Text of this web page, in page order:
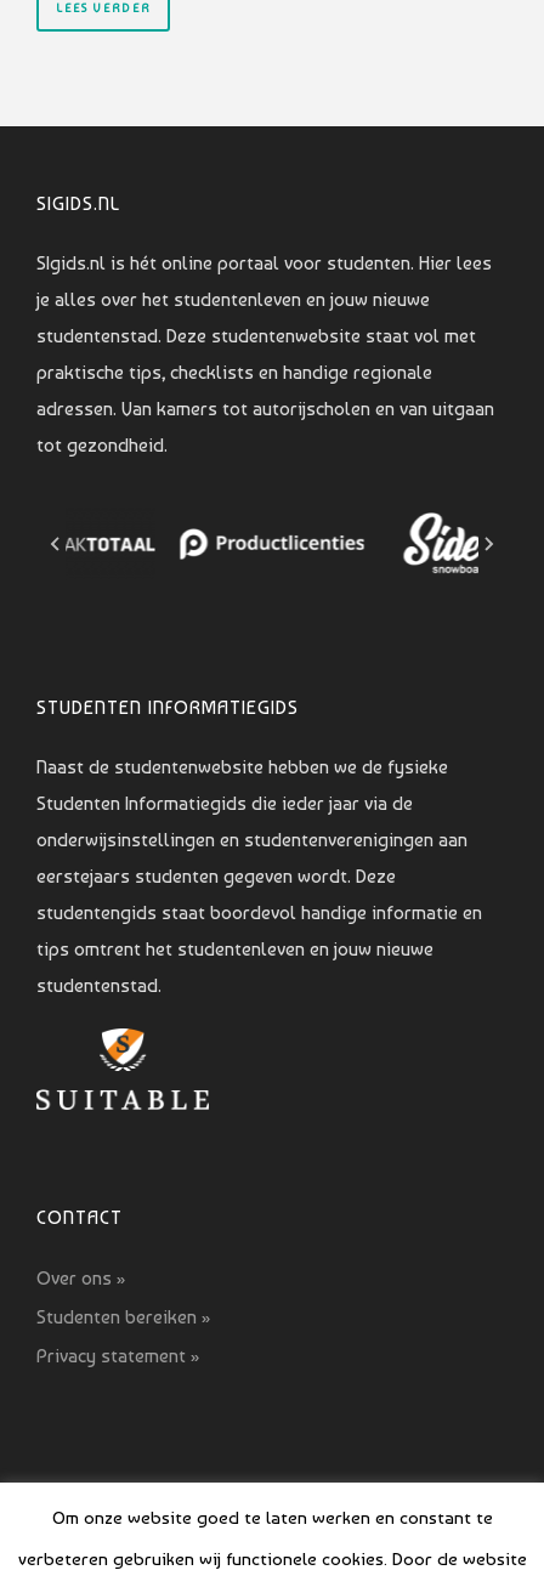
LEES VERDER
SIGIDS.NL
SIgids.nl is hét online portaal voor studenten. Hier lees
je alles over het studentenleven en jouw nieuwe
studentenstad. Deze studentenwebsite staat vol met
praktische tips, checklists en handige regionale
adressen. Van kamers tot autorijscholen en van uitgaan
tot gezondheid.
STUDENTEN INFORMATIEGIDS
Naast de studentenwebsite hebben we de fysieke
Studenten Informatiegids die ieder jaar via de
onderwijsinstellingen en studentenverenigingen aan
eerstejaars studenten gegeven wordt. Deze
studentengids staat boordevol handige informatie en
tips omtrent het studentenleven en jouw nieuwe
studentenstad.
CONTACT
Over ons »
Studenten bereiken »
Privacy statement »
Om onze website goed te laten werken en constant te
verbeteren gebruiken wij functionele cookies. Door de website